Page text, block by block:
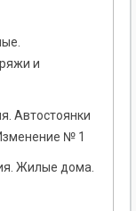
и
Автостоянки
№ 1
Жилые дома.